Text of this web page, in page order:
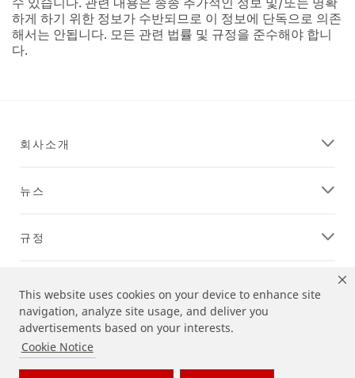
This website uses cookies on your device to enhance site
navigation, analyze site usage, and deliver you
advertisements based on your interests.
Cookie Notice
고객지원
주소: 서울특별시 영등포구 의사당대로 82, 21층 | 대표전
상기 열거된 브랜드는 3M의 상표입니다.